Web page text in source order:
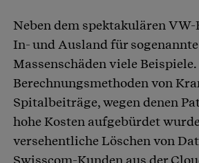
Neben dem spektakulären
In- und Ausland für
Massenschäden viele
Berechnungsmethoden von
Spitalbeiträge, wegen denen
hohe Kosten aufgebürdet
versehentliche Löschen von
Swisscom-Kunden aus der